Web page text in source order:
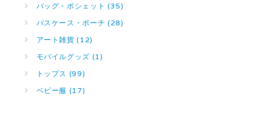
バッグ・ポシェット (35)
パスケース・ポーチ (28)
アート雑貨 (12)
モバイルグッズ (1)
トップス (99)
ベビー服 (17)